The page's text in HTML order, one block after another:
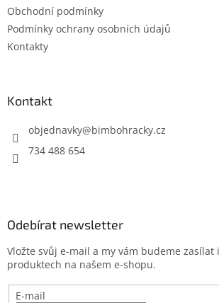
Obchodní podmínky
Podmínky ochrany osobních údajů
Kontakty
Kontakt
objednavky@bimbohracky.cz
734 488 654
Odebírat newsletter
Vložte svůj e-mail a my vám budeme zasílat
produktech na našem e-shopu.
E-mail